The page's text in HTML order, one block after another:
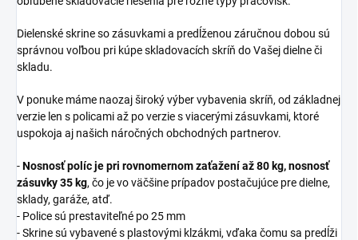
Dielenské skrine so zásuvkami a predĺženou záručnou dobou sú
správnou voľbou pri kúpe skladovacích skríň do Vašej dielne či
skladu.
V ponuke máme naozaj široký výber vybavenia skríň, od základnej
verzie len s policami až po verzie s viacerými zásuvkami, ktoré
uspokoja aj našich náročných obchodných partnerov.
-Nosnosť políc je pri rovnomernom zaťažení až 80 kg, nosnosť
zásuvky 35 kg, čo je vo väčšine prípadov postačujúce pre dielne,
sklady, garáže, atď.
- Police sú prestaviteľné po 25 mm
- Skrine sú vybavené s plastovými klzákmi, vďaka čomu sa predĺži